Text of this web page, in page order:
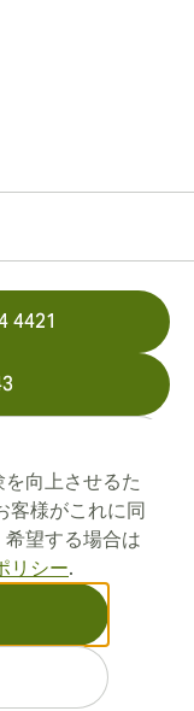
向上させるた
客様がこれに同
望する場合は
リシー.
4421